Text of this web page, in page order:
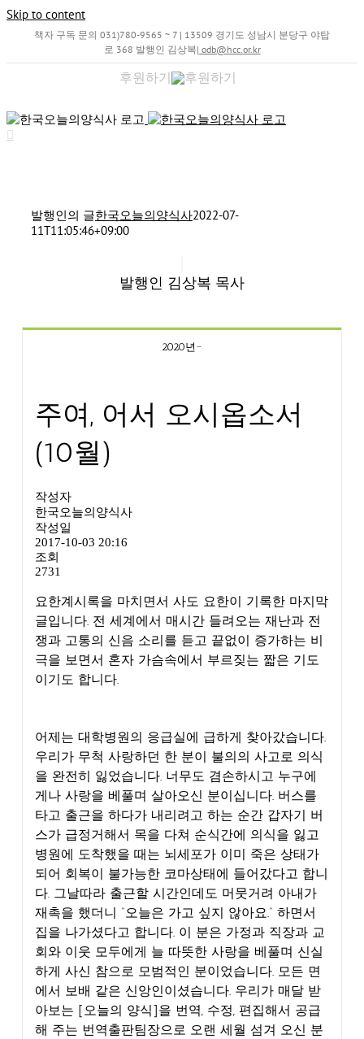
Skip to content
책자 구독 문의 031)780-9565 ~ 7 | 13509 경기도 성남시 분당구 야탑
로 368 발행인 김상복| odb@hcc.or.kr
후원하기
발행인의 글한국오늘의양식사2022-07-
11T11:05:46+09:00
발행인 김상복 목사
2020년~
주여, 어서 오시옵소서
(10월)
작성자
한국오늘의양식사
작성일
2017-10-03 20:16
조회
2731
요한계시록을 마치면서 사도 요한이 기록한 마지막
글입니다. 전 세계에서 매시간 들려오는 재난과 전
쟁과 고통의 신음 소리를 듣고 끝없이 증가하는 비
극을 보면서 혼자 가슴속에서 부르짖는 짧은 기도
이기도 합니다.
어제는 대학병원의 응급실에 급하게 찾아갔습니다.
우리가 무척 사랑하던 한 분이 불의의 사고로 의식
을 완전히 잃었습니다. 너무도 겸손하시고 누구에
게나 사랑을 베풀며 살아오신 분이십니다. 버스를
타고 출근을 하다가 내리려고 하는 순간 갑자기 버
스가 급정거해서 목을 다쳐 순식간에 의식을 잃고
병원에 도착했을 때는 뇌세포가 이미 죽은 상태가
되어 회복이 불가능한 코마상태에 들어갔다고 합니
다. 그날따라 출근할 시간인데도 머뭇거려 아내가
재촉을 했더니 “오늘은 가고 싶지 않아요.” 하면서
집을 나가셨다고 합니다. 이 분은 가정과 직장과 교
회와 이웃 모두에게 늘 따뜻한 사랑을 베풀며 신실
하게 사신 참으로 모범적인 분이었습니다. 모든 면
에서 보배 같은 신앙인이셨습니다. 우리가 매달 받
아보는 [오늘의 양식]을 번역, 수정, 편집해서 공급
해 주는 번역출판팀장으로 오랜 세월 섬겨 오신 분